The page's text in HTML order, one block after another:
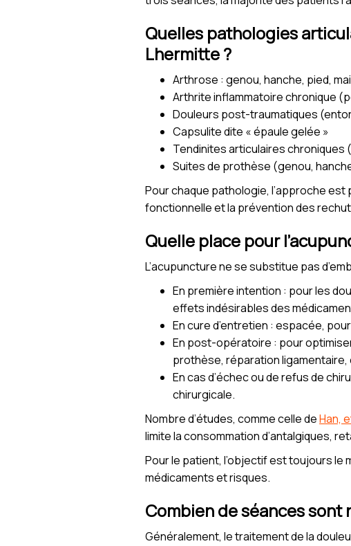
Quelles pathologies
Lhermitte ?
Arthrose : genou, hanche, pied,
Arthrite inflammatoire chronique
Douleurs post-traumatiques
Capsulite dite « épaule gelée »
Tendinites articulaires chroniques
Suites de prothèse (genou,
Pour chaque pathologie, l’approche
fonctionnelle et la prévention des
Quelle place pour
L’acupuncture ne se substitue pas
En première intention : pour les
effets indésirables des
En cure d’entretien : espacée,
En post-opératoire : pour
prothèse, réparation ligamentaire,
En cas d’échec ou de refus de
chirurgicale.
Nombre d’études, comme celle deHan,
limite la consommation d’antalgiques,
Pour le patient, l’objectif est toujours le
médicaments et risques.
Combien de séances sont
Généralement, le traitement de la